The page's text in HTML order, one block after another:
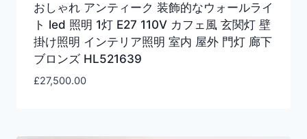
おしゃれ アンティーク 装飾的なウォールライ
ト led 照明 1灯 E27 110V カフェ風 玄関灯 壁
掛け照明 インテリア照明 室内 屋外 門灯 廊下
ブロンズ HL521639
£27,500.00